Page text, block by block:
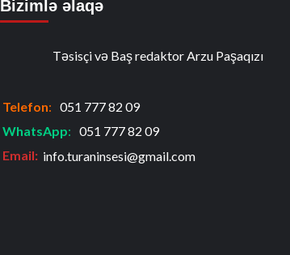
Bizimlə əlaqə
Təsisçi və Baş redaktor Arzu Paşaqızı
Telefon: 051 777 82 09
WhatsApp: 051 777 82 09
Email: info.turaninsesi@gmail.com